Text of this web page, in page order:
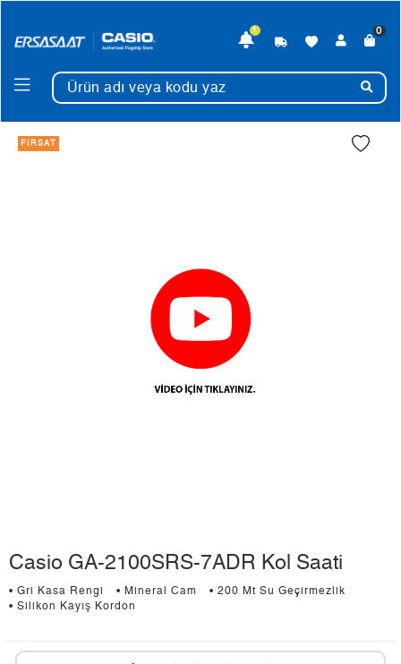
1 0
FIRSAT
Casio GA-2100SRS-7ADR Kol Saati
• Gri Kasa Rengi • Mineral Cam
• 200 Mt Su Geçirmezlik
• Silikon Kayış Kordon